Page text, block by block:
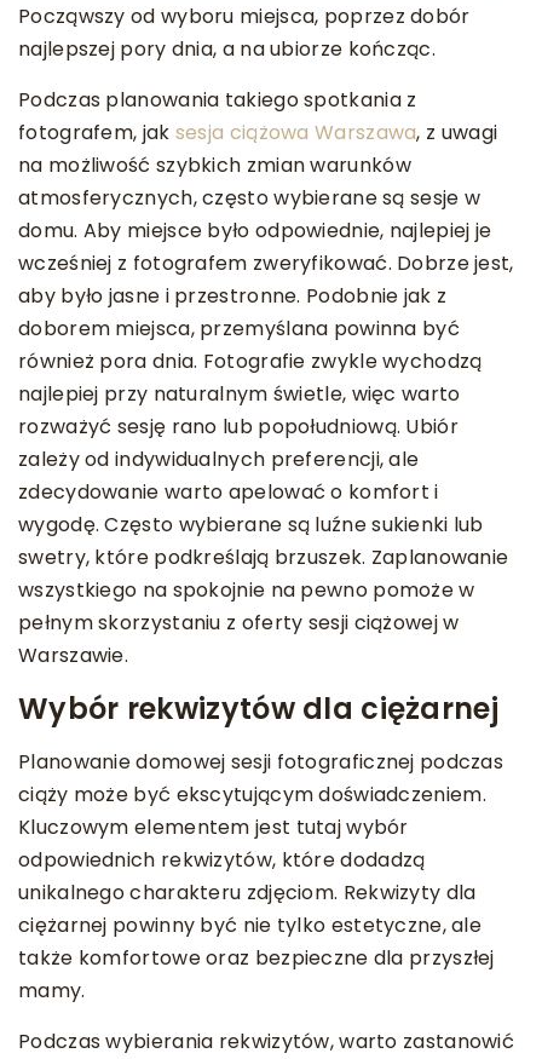
Począwszy od wyboru miejsca, poprzez dobór
najlepszej pory dnia, a na ubiorze kończąc.
Podczas planowania takiego spotkania z
fotografem, jak sesja ciążowa Warszawa, z uwagi
na możliwość szybkich zmian warunków
atmosferycznych, często wybierane są sesje w
domu. Aby miejsce było odpowiednie, najlepiej je
wcześniej z fotografem zweryfikować. Dobrze jest,
aby było jasne i przestronne. Podobnie jak z
doborem miejsca, przemyślana powinna być
również pora dnia. Fotografie zwykle wychodzą
najlepiej przy naturalnym świetle, więc warto
rozważyć sesję rano lub popołudniową. Ubiór
zależy od indywidualnych preferencji, ale
zdecydowanie warto apelować o komfort i
wygodę. Często wybierane są luźne sukienki lub
swetry, które podkreślają brzuszek. Zaplanowanie
wszystkiego na spokojnie na pewno pomoże w
pełnym skorzystaniu z oferty sesji ciążowej w
Warszawie.
Wybór rekwizytów dla ciężarnej
Planowanie domowej sesji fotograficznej podczas
ciąży może być ekscytującym doświadczeniem.
Kluczowym elementem jest tutaj wybór
odpowiednich rekwizytów, które dodadzą
unikalnego charakteru zdjęciom. Rekwizyty dla
ciężarnej powinny być nie tylko estetyczne, ale
także komfortowe oraz bezpieczne dla przyszłej
mamy.
Podczas wybierania rekwizytów, warto zastanowić